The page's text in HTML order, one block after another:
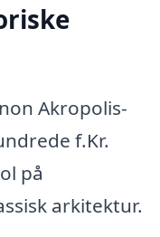
Akropolis-
f.Kr.
på
arkitektur.